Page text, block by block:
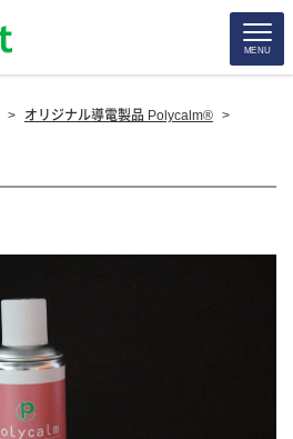
MENU
> オリジナル導電製品 Polycalm® >